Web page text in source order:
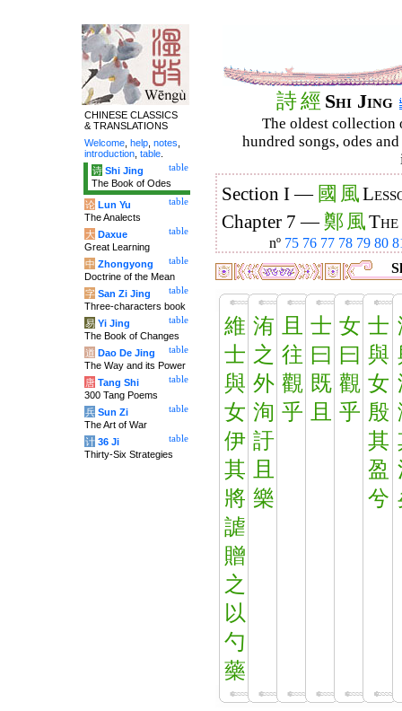
詩經 Shi Jing
The oldest collection
hundred songs, odes
Section I — 國 風
Chapter 7 —鄭 風
nº 75 76 77 78 79 80
維
士
與
女
伊
其
將
謔
贈
之
以
勺
藥
洧
之
外
洵
訏
且
樂
且
往
觀
乎
士
曰
既
且
女
曰
觀
乎
士
與
女
殷
其
盈
兮
CHINESE CLASSICS
& TRANSLATIONS
Welcome help notes
introduction table
table
诗 Shi Jing
The Book of Odes
table
论 Lun Yu
The Analects
table
大 Daxue
Great Learning
table
中 Zhongyong
Doctrine of the Mean
table
字 San Zi Jing
Three-characters book
table
易 Yi Jing
The Book of Changes
table
道 Dao De Jing
The Way and its Power
table
唐 Tang Shi
300 Tang Poems
table
兵 Sun Zi
The Art of War
table
计 36 Ji
Thirty-Six Strategies